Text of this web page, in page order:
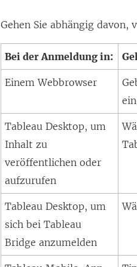
Gehen Sie abhängig davon,
Bei der Anmeldung in:
Einem Webbrowser
Tableau Desktop, um
Inhalt zu
veröffentlichen oder
aufzurufen
Tableau Desktop, um
sich bei Tableau
Bridge anzumelden